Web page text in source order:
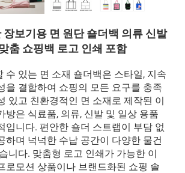
보기용 면 원단 숄더백 의류 신발
춤 쇼핑백 로고 인쇄 포함
수 있는 면 소재 숄더백은 스타일, 지속
을 결합하여 쇼핑의 모든 요구를 충족
있고 친환경적인 면 소재로 제작된 이
방은 식료품, 의류, 신발 및 일상 용품
입니다. 편안한 숄더 스트랩이 부담 없
하며 넉넉한 수납 공간이 다양한 물건
니다. 맞춤형 로고 인쇄가 가능한 이
로모션 상품이나 브랜드화된 쇼핑 솔